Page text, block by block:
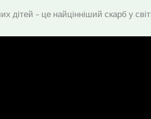
дітей – це найцінніший скарб у